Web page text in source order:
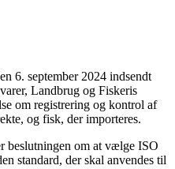
6. september 2024 indsendt
Landbrug og Fiskeris
om registrering og kontrol af
og fisk, der importeres.
beslutningen om at vælge ISO
standard, der skal anvendes til